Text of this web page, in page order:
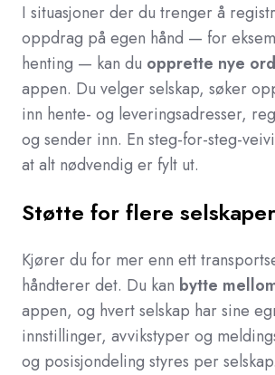
I situasjoner der du trenger å
oppdrag på egen hånd — for
henting — kan du opprette nye
appen. Du velger selskap, søker
inn hente- og leveringsadresser,
og sender inn. En steg-for-steg-
at alt nødvendig er fylt ut.
Støtte for flere selskaper
Kjører du for mer enn ett
håndterer det. Du kan bytte
appen, og hvert selskap har sine
innstillinger, avvikstyper og
og posisjondeling styres per selskap.